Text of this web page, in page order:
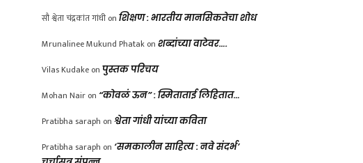
सौ श्वेता चंद्रकांत गांधी on शिक्षण : भारतीय मानसिकतेचा शोध
Mrunalinee Mukund Phatak on शब्दांच्या वाटेवर….
Vilas Kudake on पुस्तक परिचय
Mohan Nair on “कोवळं ऊन” : स्मिताताई लिहितात…
Pratibha saraph on श्वेता गांधी यांच्या कविता
Pratibha saraph on ‘समकालीन साहित्य : नवे संदर्भ’